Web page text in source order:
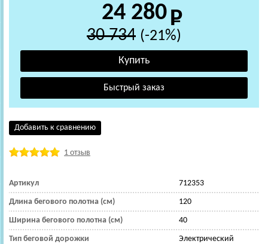
24 280
30 734 (-21%)
Добавить к сравнению
1 отзыв
Артикул 712353
Длина бегового полотна (см) 120
Ширина бегового полотна (см) 40
Тип беговой дорожки Электрический